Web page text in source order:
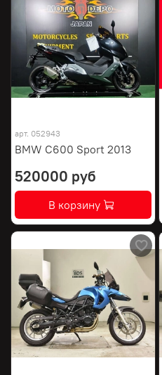
арт. 052943
BMW C600 Sport 2013
520000 руб
В корзину